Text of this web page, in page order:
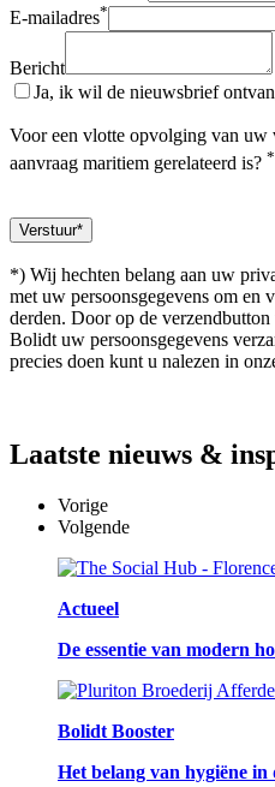
E-mailadres*
Bericht
Ja, ik wil de nieuwsbrief
Voor een vlotte opvolging van uw
aanvraag maritiem gerelateerd is? *
*) Wij hechten belang aan uw
met uw persoonsgegevens om en
derden. Door op de
Bolidt uw persoonsgegevens
precies doen kunt u nalezen in
Laatste nieuws &
Vorige
Volgende
Actueel
De essentie van modern
Bolidt Booster
Het belang van hygiëne